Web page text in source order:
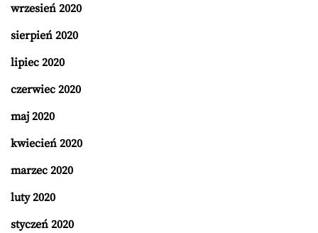
wrzesień 2020
sierpień 2020
lipiec 2020
czerwiec 2020
maj 2020
kwiecień 2020
marzec 2020
luty 2020
styczeń 2020